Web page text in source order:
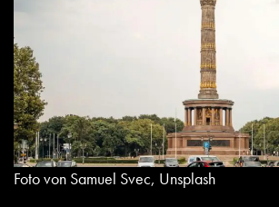
Foto von Samuel Svec, Unsplash